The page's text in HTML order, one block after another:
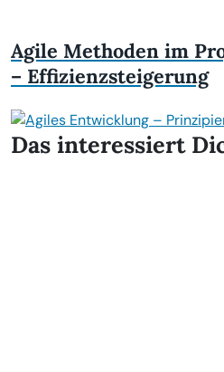
Agile Methoden im
– Effizienzsteigerung
Das interessiert